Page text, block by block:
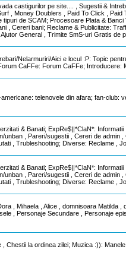
castigurilor pe site.... , Sugestii &
, Money Doublers , Paid To Click ,
de SCAM; Procesoare Plata &
, Cereri bani; Reclame & Publicitate:
General , Trimite SmS-uri Gratis de
Nelarmuriri/Aici e locul :P: Topic
CaFFe: Forum CaFFe; Introducere:
telenovele din afara; fan-club:
& Banati; ExpRe$||*ClaN*:
, Pareri/sugestii , Cereri de admin ,
, Trubleshooting; Diverse: Reclame ,
& Banati; ExpRe$||*ClaN*:
, Pareri/sugestii , Cereri de admin ,
, Trubleshooting; Diverse: Reclame ,
, Mihaela , Alice , domnisoara Matilda ,
, Personaje Secundare , Personaje
Chestii la ordinea zilei; Muzica :)):